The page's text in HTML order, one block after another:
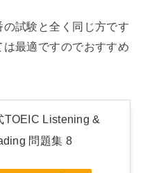
試験と全く同じ方です
最適ですのでおすすめ
TOEIC Listening &
問題集 8